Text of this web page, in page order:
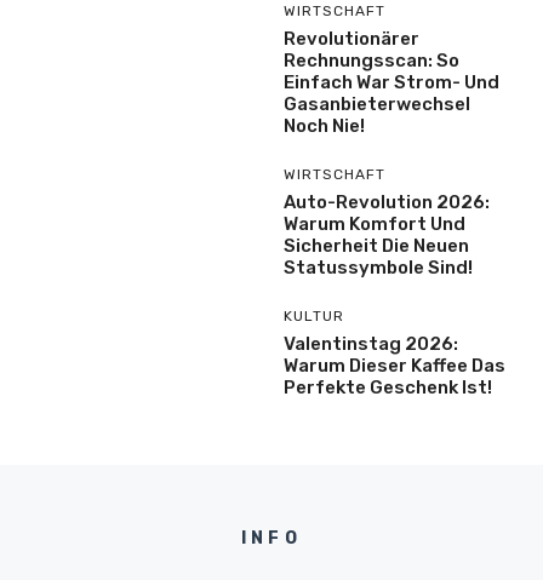
WIRTSCHAFT
Revolutionärer
Rechnungsscan: So
Einfach War Strom- Und
Gasanbieterwechsel
Noch Nie!
WIRTSCHAFT
Auto-Revolution 2026:
Warum Komfort Und
Sicherheit Die Neuen
Statussymbole Sind!
KULTUR
Valentinstag 2026:
Warum Dieser Kaffee Das
Perfekte Geschenk Ist!
INFO